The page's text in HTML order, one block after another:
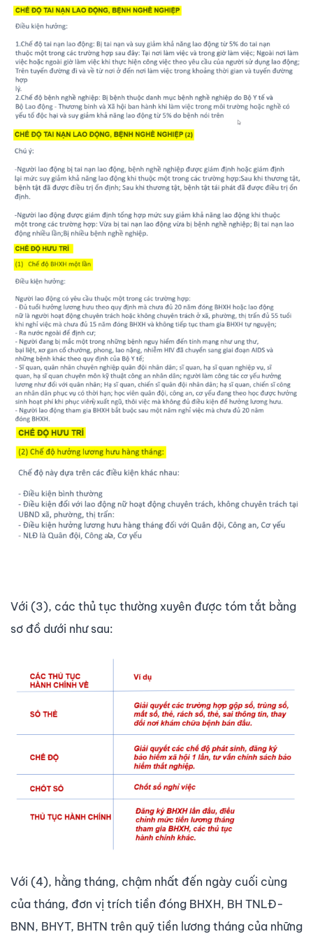
Với (3), các thủ tục thường xuyên được tóm tắt bằng
sơ đồ dưới như sau:
Với (4), hằng tháng, chậm nhất đến ngày cuối cùng
của tháng, đơn vị trích tiền đóng BHXH, BH TNLĐ-
BNN, BHYT, BHTN trên quỹ tiền lương tháng của những